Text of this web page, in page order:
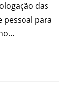
das
pessoal para